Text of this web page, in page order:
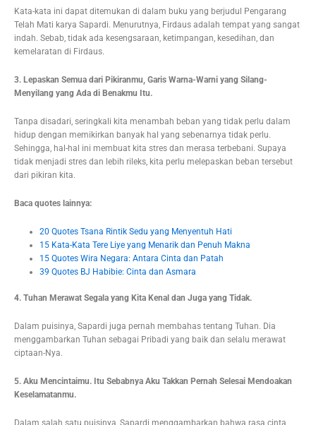
Kata-kata ini dapat ditemukan di dalam buku yang berjudul Pengarang
Telah Mati karya Sapardi. Menurutnya, Firdaus adalah tempat yang sangat
indah. Sebab, tidak ada kesengsaraan, ketimpangan, kesedihan, dan
kemelaratan di Firdaus.
3. Lepaskan Semua dari Pikiranmu, Garis Warna-Warni yang Silang-
Menyilang yang Ada di Benakmu Itu.
Tanpa disadari, seringkali kita menambah beban yang tidak perlu dalam
hidup dengan memikirkan banyak hal yang sebenarnya tidak perlu.
Sehingga, hal-hal ini membuat kita stres dan merasa terbebani. Supaya
tidak menjadi stres dan lebih rileks, kita perlu melepaskan beban tersebut
dari pikiran kita.
Baca quotes lainnya:
20 Quotes Tsana Rintik Sedu yang Menyentuh Hati
15 Kata-Kata Tere Liye yang Menarik dan Penuh Makna
15 Quotes Wira Negara: Antara Cinta dan Patah
39 Quotes BJ Habibie: Cinta dan Asmara
4. Tuhan Merawat Segala yang Kita Kenal dan Juga yang Tidak.
Dalam puisinya, Sapardi juga pernah membahas tentang Tuhan. Dia
menggambarkan Tuhan sebagai Pribadi yang baik dan selalu merawat
ciptaan-Nya.
5. Aku Mencintaimu. Itu Sebabnya Aku Takkan Pernah Selesai Mendoakan
Keselamatanmu.
Dalam salah satu puisinya, Sapardi menggambarkan bahwa rasa cinta